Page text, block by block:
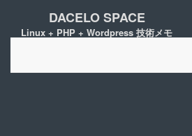
DACELO SPACE
Linux + PHP + Wordpress 技術メモ